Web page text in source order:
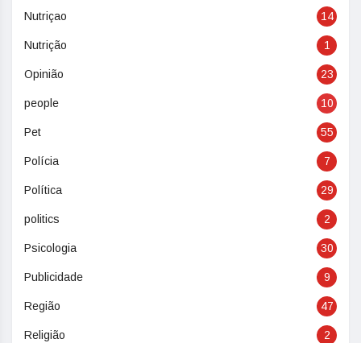
Nutriçao 14
Nutrição 1
Opinião 23
people 10
Pet 55
Polícia 7
Política 29
politics 2
Psicologia 30
Publicidade 9
Região 47
Religião 2